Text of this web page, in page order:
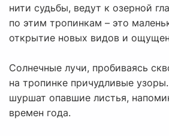
нити судьбы, ведут к озерной
по этим тропинкам – это
открытие новых видов и
Солнечные лучи, пробиваясь
на тропинке причудливые
шуршат опавшие листья,
времен года.